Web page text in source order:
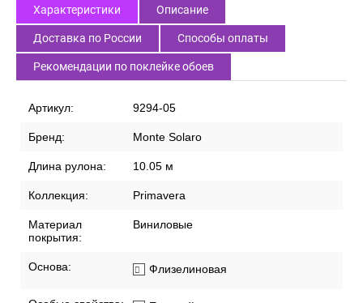
Характеристики Описание
Доставка по России Способы оплаты
Рекомендации по поклейке обоев
Артикул: 9294-05
Бренд: Monte Solaro
Длина рулона: 10.05 м
Коллекция: Primavera
Материал
покрытия:
Виниловые
Основа: Флизелиновая